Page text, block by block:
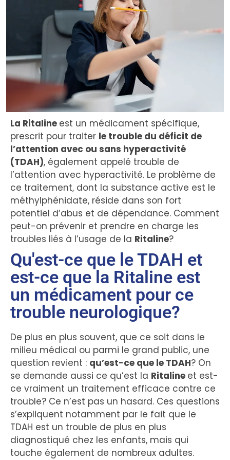
La Ritaline est un médicament spécifique,
prescrit pour traiter le trouble du déficit de
l’attention avec ou sans hyperactivité
(TDAH), également appelé trouble de
l’attention avec hyperactivité. Le problème de
ce traitement, dont la substance active est le
méthylphénidate, réside dans son fort
potentiel d’abus et de dépendance. Comment
peut-on prévenir et prendre en charge les
troubles liés à l’usage de la Ritaline?
Qu'est-ce que le TDAH et
est-ce que la Ritaline est
un médicament pour ce
trouble neurologique?
De plus en plus souvent, que ce soit dans le
milieu médical ou parmi le grand public, une
question revient : qu’est-ce que le TDAH? On
se demande aussi ce qu’est la Ritaline et est-
ce vraiment un traitement efficace contre ce
trouble? Ce n’est pas un hasard. Ces questions
s’expliquent notamment par le fait que le
TDAH est un trouble de plus en plus
diagnostiqué chez les enfants, mais qui
touche également de nombreux adultes.